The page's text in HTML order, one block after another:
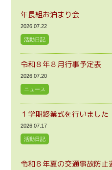
年長組お泊まり会
2026.07.22
活動日記
令和８年８月行事予定表
2026.07.20
ニュース
１学期終業式を行いました
2026.07.17
活動日記
令和８年夏の交通事故防止